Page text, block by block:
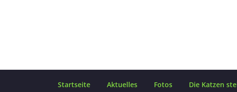
Startseite Aktuelles Fotos Die Katzen